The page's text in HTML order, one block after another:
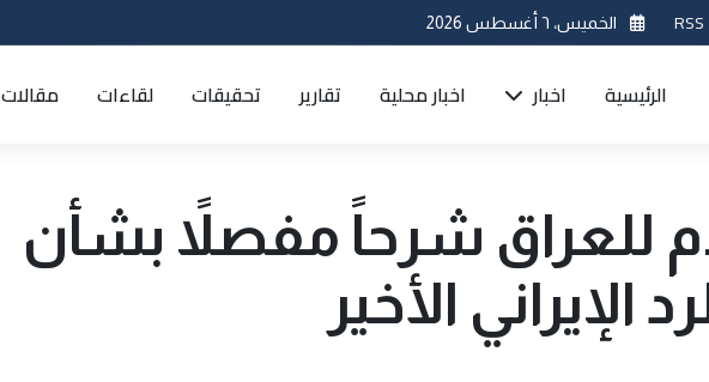
RSS الخميس، ٦ أغسطس 2026
الرئيسية اخبار اخبار محلية تقارير تحقيقات لقاءات مقالات
للعراق شرحاً مفصلاً بشأن
الإيراني الأخير